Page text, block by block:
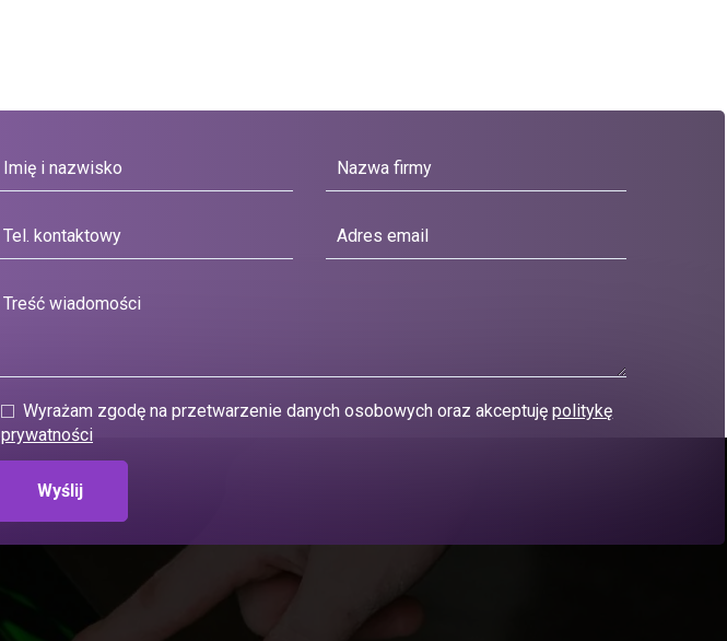
Wyrażam zgodę na przetwarzenie danych osobowych oraz akceptujępolitykę
prywatności